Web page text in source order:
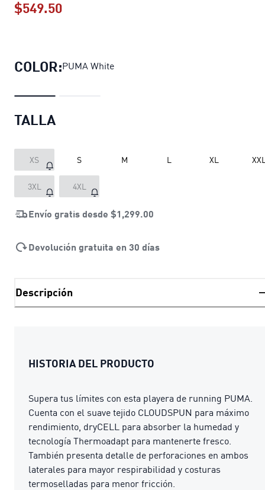
$549.50
COLOR:PUMA White
TALLA
XS S M L XL
3XL 4XL
Envío gratis desde $1,299.00
Devolución gratuita en 30 días
Descripción
HISTORIA DEL PRODUCTO
Supera tus límites con esta playera de running PUMA.
Cuenta con el suave tejido CLOUDSPUN para máximo
rendimiento, dryCELL para absorber la humedad y
tecnología Thermoadapt para mantenerte fresco.
También presenta detalle de perforaciones en ambos
laterales para mayor respirabilidad y costuras
termoselladas para menor fricción.